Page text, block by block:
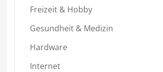
Freizeit & Hobby
Gesundheit & Medizin
Hardware
Internet